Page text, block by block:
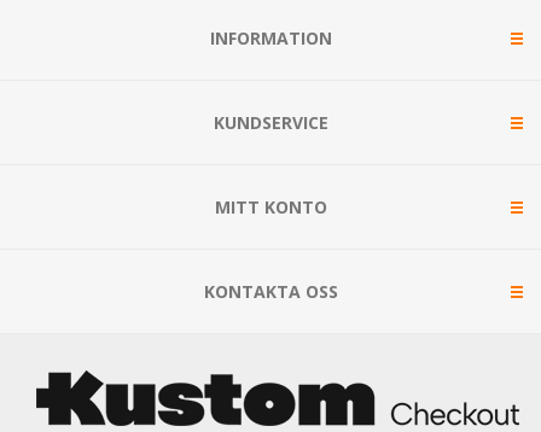
INFORMATION
KUNDSERVICE
MITT KONTO
KONTAKTA OSS